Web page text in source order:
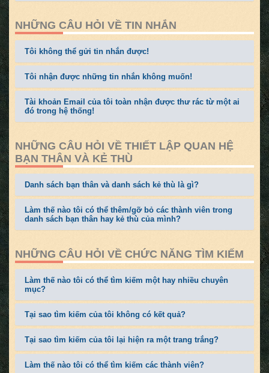
NHỮNG CÂU HỎI VỀ TIN NHẮN
Tôi không thể gửi tin nhắn được!
Tôi nhận được những tin nhắn không muốn!
Tài khoản Email của tôi toàn nhận được thư rác từ một ai
đó trong hệ thống!
NHỮNG CÂU HỎI VỀ THIẾT LẬP QUAN HỆ
BẠN THÂN VÀ KẺ THÙ
Danh sách bạn thân và danh sách kẻ thù là gì?
Làm thế nào tôi có thể thêm/gỡ bỏ các thành viên trong
danh sách bạn thân hay kẻ thù của mình?
NHỮNG CÂU HỎI VỀ CHỨC NĂNG TÌM KIẾM
Làm thế nào tôi có thể tìm kiếm một hay nhiều chuyên
mục?
Tại sao tìm kiếm của tôi không có kết quả?
Tại sao tìm kiếm của tôi lại hiện ra một trang trắng?
Làm thế nào tôi có thể tìm kiếm các thành viên?